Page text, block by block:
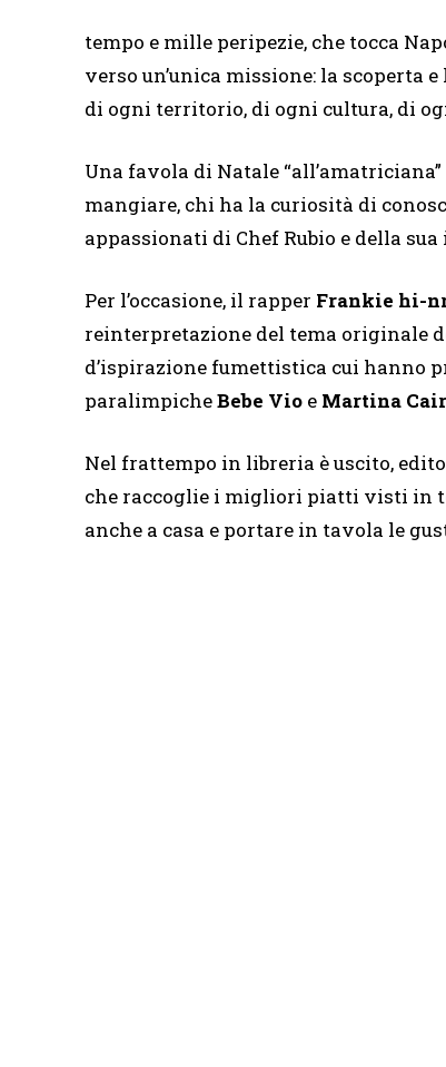
tempo e mille peripezie, che tocca
verso un’unica missione: la scoperta
di ogni territorio, di ogni cultura, di
Una favola di Natale
mangiare, chi ha la curiosità di
appassionati di Chef Rubio e della
Per l’occasione, il rapper Frankie hi-
reinterpretazione del tema originale
d’ispirazione fumettistica cui hanno
paralimpicheBebe Vio e Martina
Nel frattempo in libreria è uscito,
che raccoglie i migliori piatti visti in
anche a casa e portare in tavola le